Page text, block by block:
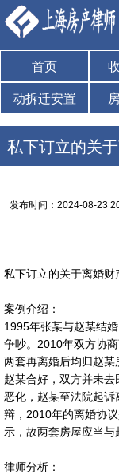
首页
动拆迁安置
私下订立的关
发布时间：2024-08-23
私下订立的关于离婚财
案例介绍：
1995年张某与赵某结
争吵。2010年双方协
两套再离婚后均归赵
赵某合好，双方并未
恶化，赵某至法院起
辩，2010年的离婚协
示，故两套房屋应当与
律师分析：